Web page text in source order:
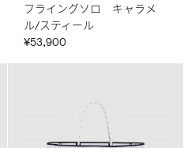
フライングソロ キャラメ
ル/スティール
¥53,900